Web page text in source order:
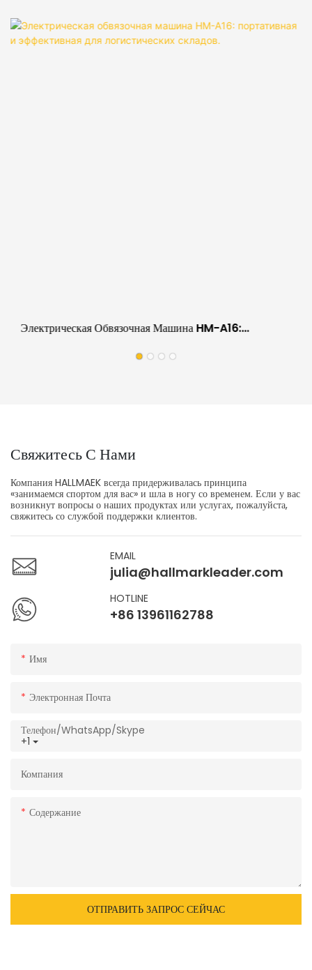
Электрическая Обвязочная Машина HM-A16:
Свяжитесь С Нами
Компания HALLMAEK всегда придерживалась принципа
«занимаемся спортом для вас» и шла в ногу со временем. Если у вас
возникнут вопросы о наших продуктах или услугах, пожалуйста,
свяжитесь со службой поддержки клиентов.
EMAIL
julia@hallmarkleader.com
HOTLINE
+86 13961162788
Имя
Электронная Почта
+1
Телефон/WhatsApp/Skype
Компания
Содержание
ОТПРАВИТЬ ЗАПРОС СЕЙЧАС